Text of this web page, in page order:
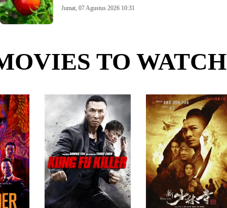
Jumat, 07 Agustus 2026 10:31
TO WATCH